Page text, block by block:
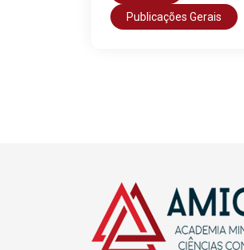
Publicações Gerais